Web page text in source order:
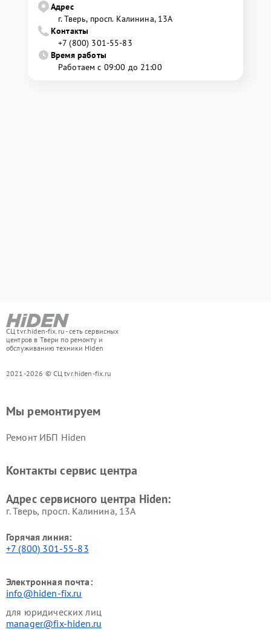
Адрес
г. Тверь, просп. Калинина, 13А
Контакты
+7 (800) 301-55-83
Время работы
Работаем с 09:00 до 21:00
СЦ tvr.hiden-fix.ru - сеть сервисных
центров в Твери по ремонту и
обслуживанию техники Hiden
2021-2026 © СЦ tvr.hiden-fix.ru
Мы ремонтируем
Ремонт ИБП Hiden
Контакты сервис центра
Адрес сервисного центра Hiden:
г. Тверь, просп. Калинина, 13А
Горячая линия:
+7 (800) 301-55-83
Электронная почта:
info@hiden-fix.ru
для юридических лиц
manager@fix-hiden.ru